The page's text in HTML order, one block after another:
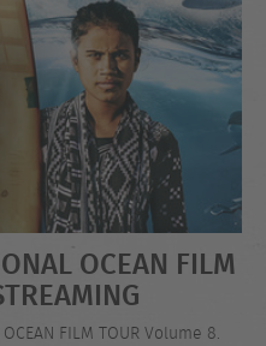
OCEAN FILM
FILM TOUR Volume 8.